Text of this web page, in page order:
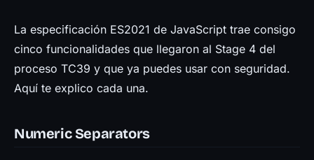
Prensa
La especificación ES2021 de JavaScript trae consigo
cinco funcionalidades que llegaron al Stage 4 del
proceso TC39 y que ya puedes usar con seguridad.
Aquí te explico cada una.
Numeric Separators